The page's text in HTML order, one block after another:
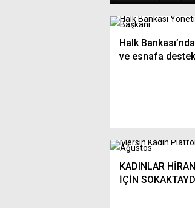
Halk
ve esnafa
KADINLAR
İÇİN
CHP’Lİ